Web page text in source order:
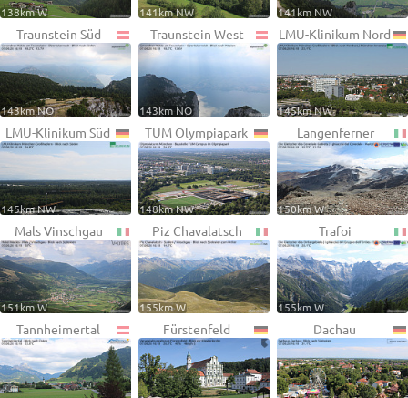
138km W 141km NW 141km NW
Traunstein Süd
143km NO
Traunstein West
143km NO
LMU-Klinikum Nord
145km NW
LMU-Klinikum Süd
145km NW
TUM Olympiapark
148km NW
Langenferner
150km W
Mals Vinschgau
151km W
Piz Chavalatsch
155km W
Trafoi
155km W
Tannheimertal Fürstenfeld Dachau